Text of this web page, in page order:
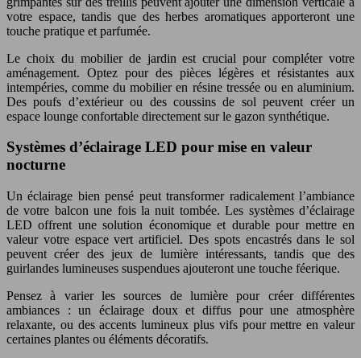
votre espace, tandis que des herbes aromatiques apporteront une
touche pratique et parfumée.
Le choix du mobilier de jardin est crucial pour compléter votre
aménagement. Optez pour des pièces légères et résistantes aux
intempéries, comme du mobilier en résine tressée ou en aluminium.
Des poufs d’extérieur ou des coussins de sol peuvent créer un
espace lounge confortable directement sur le gazon synthétique.
Systèmes d’éclairage LED pour mise en valeur
nocturne
Un éclairage bien pensé peut transformer radicalement l’ambiance
de votre balcon une fois la nuit tombée. Les systèmes d’éclairage
LED offrent une solution économique et durable pour mettre en
valeur votre espace vert artificiel. Des spots encastrés dans le sol
peuvent créer des jeux de lumière intéressants, tandis que des
guirlandes lumineuses suspendues ajouteront une touche féerique.
Pensez à varier les sources de lumière pour créer différentes
ambiances : un éclairage doux et diffus pour une atmosphère
relaxante, ou des accents lumineux plus vifs pour mettre en valeur
certaines plantes ou éléments décoratifs.